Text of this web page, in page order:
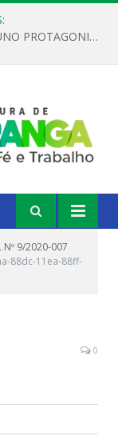
REGULAMENTO OFICIAL DO PRÊMIO ALUNO PROTAGONISTA – EDIÇÃO 2026
Nº 9/2020-007
88dc-11ea-88ff-
0